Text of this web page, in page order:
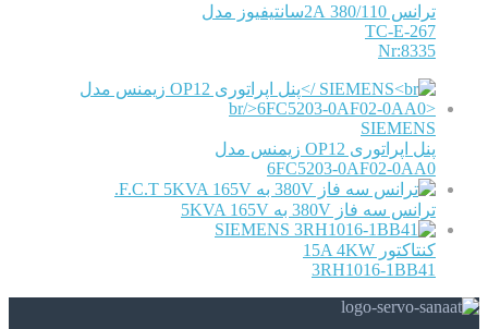
ترانس 380/110 2Aسانتیفیوز مدل
TC-E-267
Nr:8335
SIEMENS
پنل اپراتوری OP12 زیمنس مدل
6FC5203-0AF02-0AA0
F.C.T.
ترانس سه فاز 380V به 5KVA 165V
SIEMENS
کنتاکتور 15A 4KW
3RH1016-1BB41